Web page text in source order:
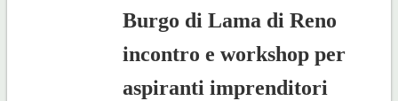
Burgo di Lama di Reno
incontro e workshop per
aspiranti imprenditori